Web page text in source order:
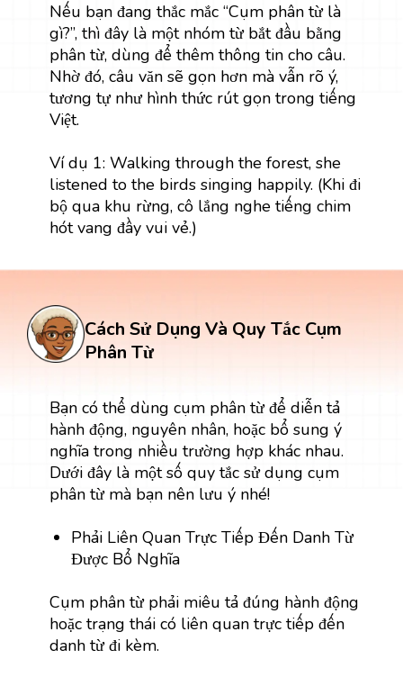
Nếu bạn đang thắc mắc “Cụm phân từ là
gì?”, thì đây là một nhóm từ bắt đầu bằng
phân từ, dùng để thêm thông tin cho câu.
Nhờ đó, câu văn sẽ gọn hơn mà vẫn rõ ý,
tương tự như hình thức rút gọn trong tiếng
Việt.
Ví dụ 1: Walking through the forest, she
listened to the birds singing happily. (Khi đi
bộ qua khu rừng, cô lắng nghe tiếng chim
hót vang đầy vui vẻ.)
Cách Sử Dụng Và Quy Tắc Cụm
Phân Từ
Bạn có thể dùng cụm phân từ để diễn tả
hành động, nguyên nhân, hoặc bổ sung ý
nghĩa trong nhiều trường hợp khác nhau.
Dưới đây là một số quy tắc sử dụng cụm
phân từ mà bạn nên lưu ý nhé!
Phải Liên Quan Trực Tiếp Đến Danh Từ
Được Bổ Nghĩa
Cụm phân từ phải miêu tả đúng hành động
hoặc trạng thái có liên quan trực tiếp đến
danh từ đi kèm.